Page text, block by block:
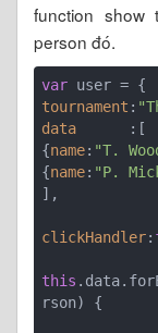
function
person đó.
var
tournament :
data
      :[
{name: "T.
{name: "P.
],
clickHandler:
this
rson) {